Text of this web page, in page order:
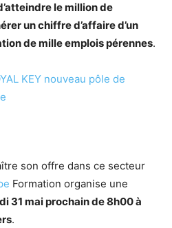
le million de
un chiffre d’affaire d’un
de mille emplois pérennes.
KEY nouveau pôle de
son offre dans ce secteur
Formation organise une
31 mai prochain de 8h00 à
.